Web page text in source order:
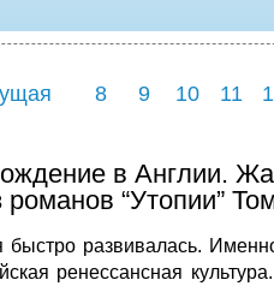
8 9 10 11
в Англии.
романов “Утопии”
развивалась.
ренессансная